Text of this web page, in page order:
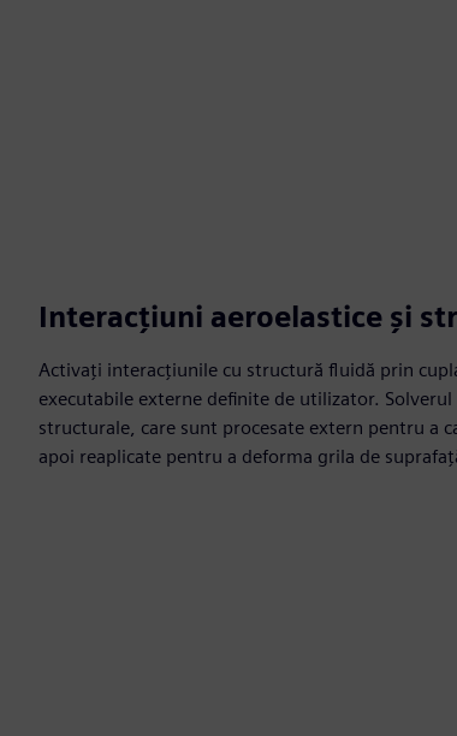
Interacțiuni aeroelastice și
Activați interacțiunile cu structură fluidă prin
executabile externe definite de utilizator.
structurale, care sunt procesate extern pentru a
apoi reaplicate pentru a deforma grila de